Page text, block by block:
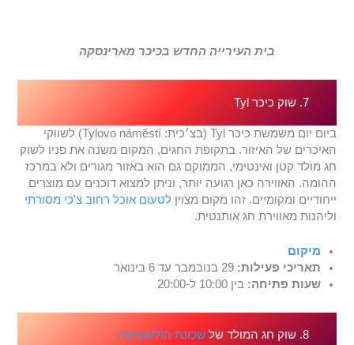
בית העירייה החדש בכיכר מארינסקה
7. שוק כיכר Tyl
ביום יום משמשת כיכר Tyl (בצ׳כית: Tylovo náměstí) לשווקי
האיכרים של האיזור. בתקופת החגים, המקום משנה את פניו לשוק
חג מולד קטן ואינטימי, הממוקם גם הוא באזור מגורים ולא במרכז
ההומה. האווירה כאן רגועה יותר, וניתן למצוא דוכנים עם מוצרים
ייחודיים ומקומיים. זהו מקום מצויןלטעום אוכל רחוב צ'כי מסורתי
וליהנות מאווירת חג אותנטית.
מיקום
תאריכי פעילות: 29 בנובמבר עד 6 בינואר
שעות פתיחה: בין 10:00 ל-20:00
8. שוק חג המולד של שכונת הולשוביצה